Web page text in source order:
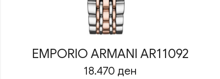
EMPORIO ARMANI AR11092
18.470 ден